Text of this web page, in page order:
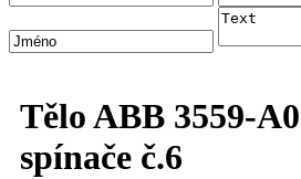
Tělo ABB 3559-
spínače č.6